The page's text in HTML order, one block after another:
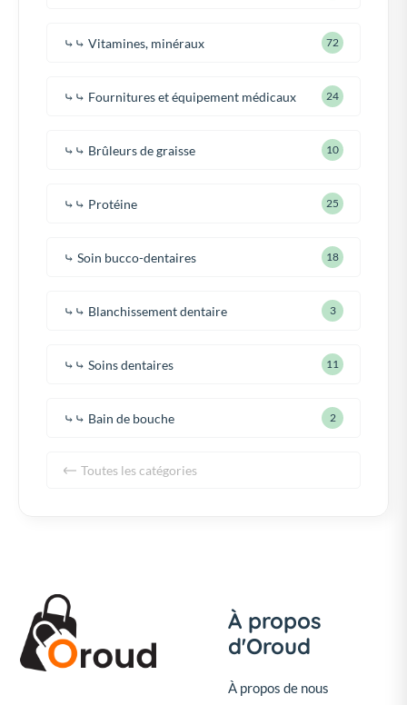
⤷⤷ Vitamines, minéraux 72
⤷⤷ Fournitures et équipement médicaux 24
⤷⤷ Brûleurs de graisse 10
⤷⤷ Protéine 25
⤷ Soin bucco-dentaires 18
⤷⤷ Blanchissement dentaire 3
⤷⤷ Soins dentaires 11
⤷⤷ Bain de bouche 2
Toutes les catégories
À propos
d'Oroud
À propos de nous